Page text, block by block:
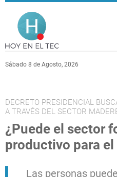
Pasar al contenido principal
Sábado 8 de Agosto, 2026
DECRETO PRESIDENCIAL
A TRAVÉS DEL SECTOR
¿Puede el sector
productivo para el
Las personas